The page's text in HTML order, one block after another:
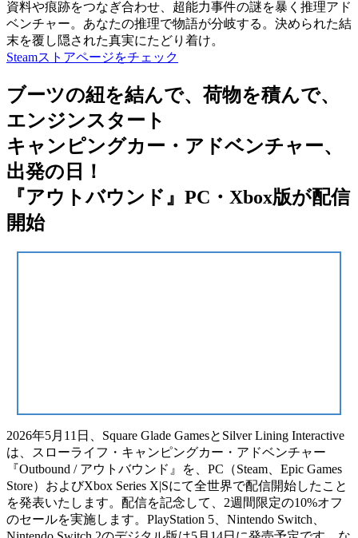
資料や痕跡をつなぎ合わせ、超能力事件の謎を暴く推理アド
ベンチャー。あなたの推理で物語が分岐する。決められた結
末を覆し隠された真実にたどり着け。
Steamストアページをチェック
ブーツの紐を結んで、荷物を積んで、
エンジンスタート
キャンピングカー・アドベンチャー、
出発の日！
『アウトバウンド』PC・Xbox版が配信
開始
2026年5月11日、Square Glade GamesとSilver Lining Interactive
は、スローライフ・キャンピングカー・アドベンチャー
『Outbound / アウトバウンド』を、PC（Steam、Epic Games
Store）およびXbox Series X|Sにて全世界で配信開始したこと
を発表いたします。配信を記念して、2週間限定の10%オフ
のセールを実施します。PlayStation 5、Nintendo Switch、